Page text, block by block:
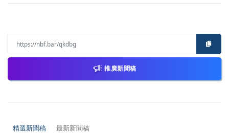
推廣新聞稿
精選新聞稿 最新新聞稿